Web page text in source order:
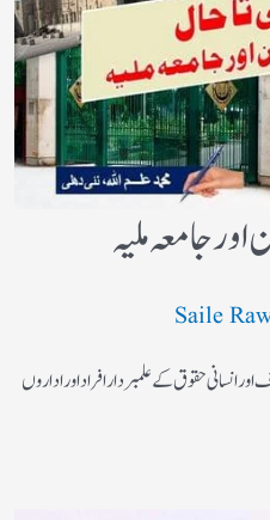
جامعہ ملیہ
Saile
انسانی حقوق کے علمبردار افراد اور اداروں